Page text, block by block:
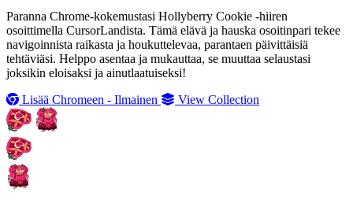
Paranna Chrome-kokemustasi Hollyberry Cookie -hiiren
osoittimella CursorLandista. Tämä elävä ja hauska osoitinpari tekee
navigoinnista raikasta ja houkuttelevaa, parantaen päivittäisiä
tehtäviäsi. Helppo asentaa ja mukauttaa, se muuttaa selaustasi
joksikin eloisaksi ja ainutlaatuiseksi!
Lisää Chromeen - Ilmainen
View Collection